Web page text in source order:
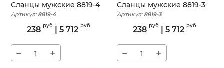
Сланцы мужские 8819-4
Артикул: 8819-4
238 руб | 5 712 руб
− +
Сланцы мужские 8819-3
Артикул: 8819-3
238 руб | 5 712 руб
− +